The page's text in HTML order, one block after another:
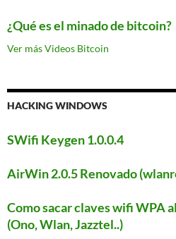
¿Qué es el minado de bitcoin?
Ver más Videos Bitcoin
HACKING WINDOWS
SWifi Keygen 1.0.0.4
AirWin 2.0.5 Renovado
Como sacar claves wifi WPA
(Ono, Wlan, Jazztel..)